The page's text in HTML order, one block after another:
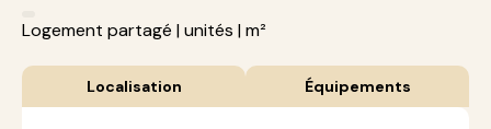
Logement partagé | unités | m²
Localisation Équipements